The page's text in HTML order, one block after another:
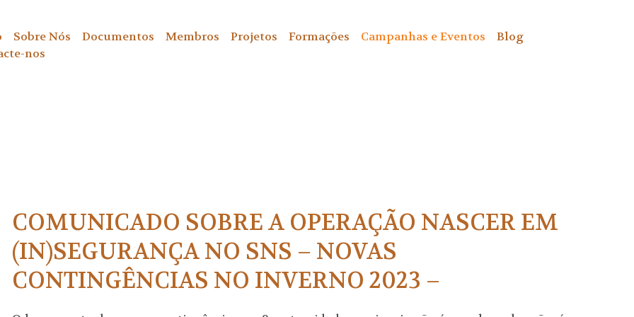
Sobre Nós Documentos Membros Projetos Formações Campanhas e Eventos
Blog
nos
COMUNICADO SOBRE A OPERAÇÃO NASCER EM
(IN)SEGURANÇA NO SNS – NOVAS
CONTINGÊNCIAS NO INVERNO 2023 –